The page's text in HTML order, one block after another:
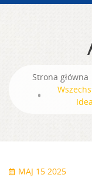
Strona główna
MAJ 15 2025